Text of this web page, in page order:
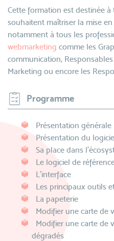
Cette formation est destinée
souhaitent maîtriser la mise
notamment à tous les
webmarketing comme les
communication,
Marketing ou encore les
Programme
Présentation générale
Présentation du
Sa place dans
Le logiciel de
L'interface
Les principaux outils
La papeterie
Modifier une carte de
Modifier une carte de
dégradés